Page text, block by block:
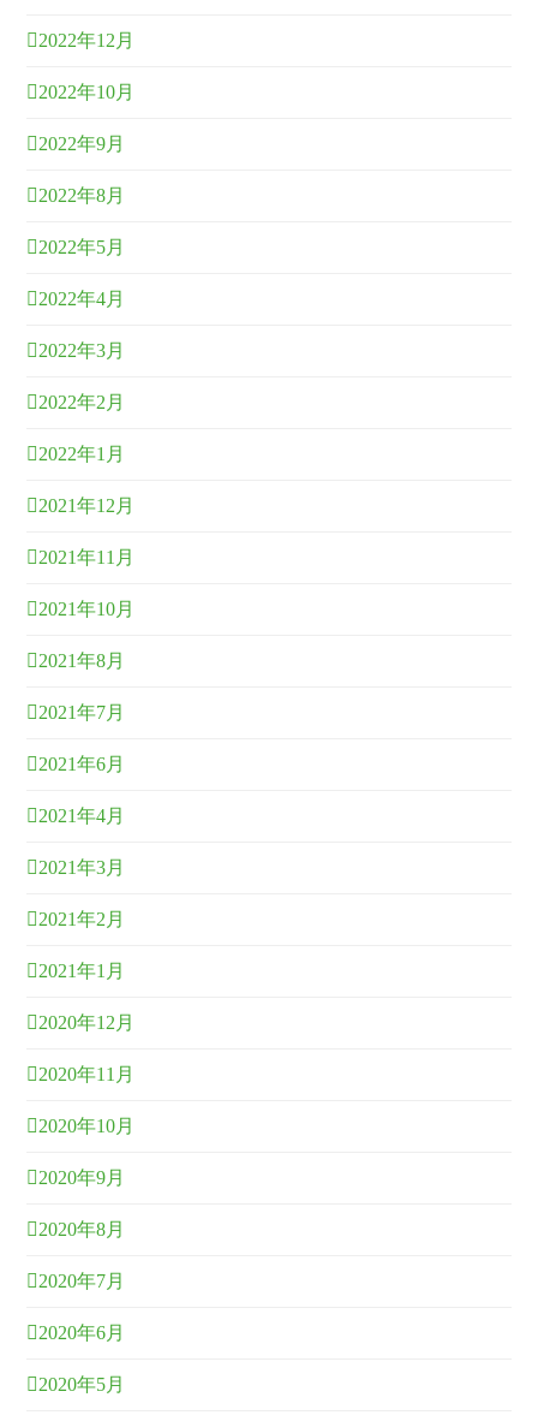
2022年12月
2022年10月
2022年9月
2022年8月
2022年5月
2022年4月
2022年3月
2022年2月
2022年1月
2021年12月
2021年11月
2021年10月
2021年8月
2021年7月
2021年6月
2021年4月
2021年3月
2021年2月
2021年1月
2020年12月
2020年11月
2020年10月
2020年9月
2020年8月
2020年7月
2020年6月
2020年5月